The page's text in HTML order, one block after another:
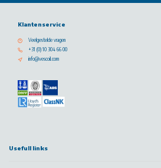
Klantenservice
Veelgestelde vragen
+31 (0) 10 304 66 00
info@vescoil.com
Usefull links